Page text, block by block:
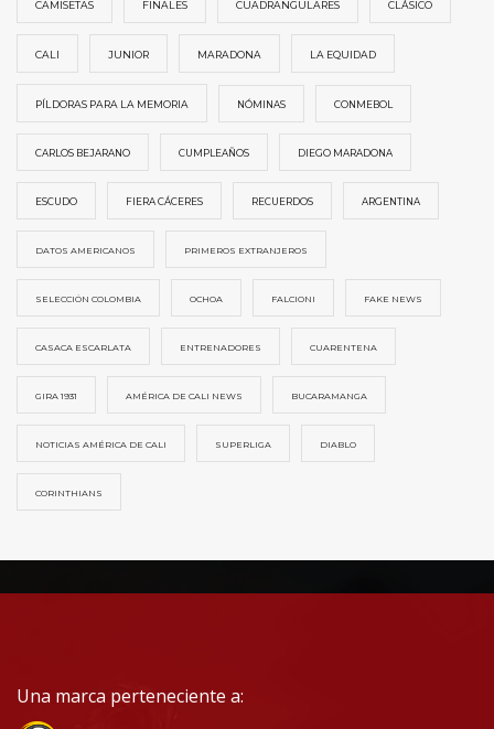
CAMISETAS FINALES CUADRANGULARES CLÁSICO
CALI JUNIOR MARADONA LA EQUIDAD
PÍLDORAS PARA LA MEMORIA NÓMINAS CONMEBOL
CARLOS BEJARANO CUMPLEAÑOS DIEGO MARADONA
ESCUDO FIERA CÁCERES RECUERDOS ARGENTINA
DATOS AMERICANOS PRIMEROS EXTRANJEROS
SELECCIÓN COLOMBIA OCHOA FALCIONI FAKE NEWS
CASACA ESCARLATA ENTRENADORES CUARENTENA
GIRA 1931 AMÉRICA DE CALI NEWS BUCARAMANGA
NOTICIAS AMÉRICA DE CALI SUPERLIGA DIABLO
CORINTHIANS
Una marca perteneciente a: